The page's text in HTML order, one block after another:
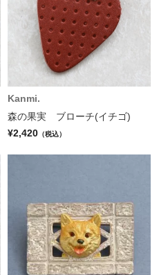
Kanmi.
森の果実 ブローチ(イチゴ)
¥2,420 （税込）